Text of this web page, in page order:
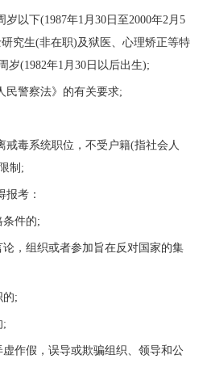
以下(1987年1月30日至2000年2月5
究生(非在职)及狱医、心理矫正等特
岁(1982年1月30日以后出生);
警察法》的有关要求;
毒系统职位，不受户籍(指社会人
制;
考：
件的;
，组织或者参加旨在反对国家的集
;
;
作假，误导或欺骗组织、领导和公